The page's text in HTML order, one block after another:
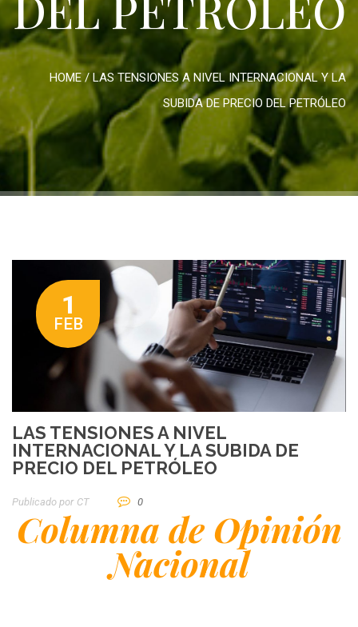
HOME/ LAS TENSIONES A NIVEL INTERNACIONAL Y LA
SUBIDA DE PRECIO DEL PETRÓLEO
1
FEB
LAS TENSIONES A NIVEL
INTERNACIONAL Y LA SUBIDA DE
PRECIO DEL PETRÓLEO
Publicado por CT 0
Columna de Opinión
Nacional